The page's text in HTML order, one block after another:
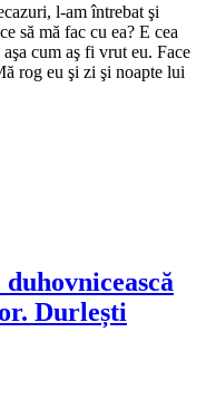
l-am întrebat şi
să mă fac cu ea? E cea
cum aş fi vrut eu. Face
rog eu şi zi şi noapte lui
Durlești